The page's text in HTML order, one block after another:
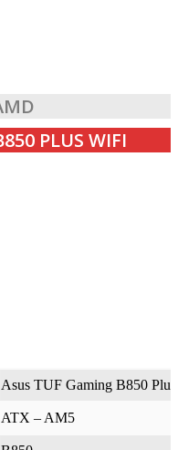
PLUS WIFI
Asus TUF Gaming B850
ATX – AM5